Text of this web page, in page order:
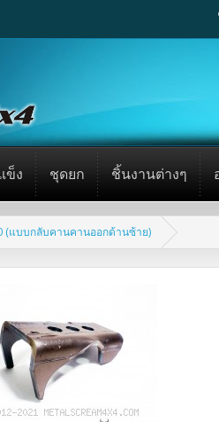
ข็ง ชุดยก ชิ้นงานต่างๆ
(แบบกลับคานคานออกด้านซ้าย)